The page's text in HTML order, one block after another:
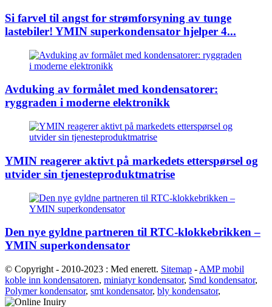
Si farvel til angst for strømforsyning av tunge
lastebiler! YMIN superkondensator hjelper 4...
Avduking av formålet med kondensatorer:
ryggraden i moderne elektronikk
YMIN reagerer aktivt på markedets etterspørsel og
utvider sin tjenesteproduktmatrise
Den nye gyldne partneren til RTC-klokkebrikken –
YMIN superkondensator
© Copyright - 2010-2023 : Med enerett. Sitemap - AMP mobil
koble inn kondensatoren, miniatyr kondensator, Smd kondensator,
Polymer kondensator, smt kondensator, bly kondensator,